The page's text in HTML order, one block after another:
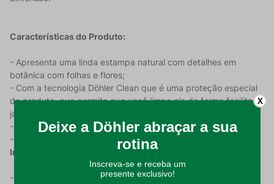
Características do Produto:
- Apresenta uma linda estampa natural com detalhes em
botânica com folhas e flores;
- Com a tecnologia Döhler Clean que é uma proteção especial
do produto, que permite que você limpe ele de forma facilitada
já que ele repele as sujidades da rotina;
- Possui em sua composição 50% algodão e 50% poliéster;
- Ideal para uso em mesas quadrada de até 4 lugares.
Instruções de Lavagem:
- Higienizar o produto antes de utilizar;
X